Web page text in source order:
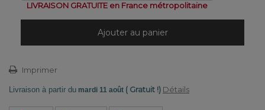
LIVRAISON GRATUITE en France métropolitaine
Ajouter au panier
Imprimer
Livraison à partir du mardi 11 août ( Gratuit !) Détails